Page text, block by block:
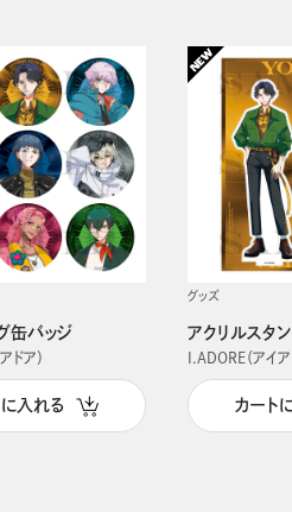
缶バッジ
ドア）
入れる
グッズ
アクリルスタ
I.ADORE（アイア
カート